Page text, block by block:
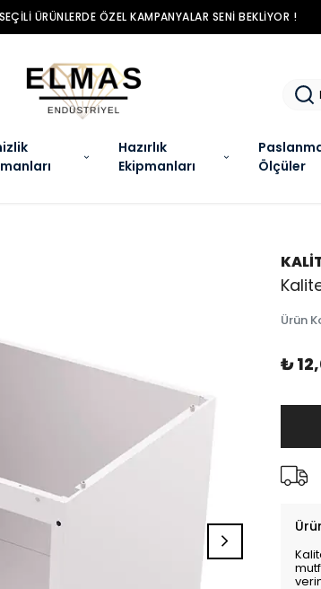
ÜRÜNLERDE ÖZEL KAMPANYALAR SENI BEKLIYOR !
Hazırlık
Ekipmanları
Ölçüler
Ürün
₺